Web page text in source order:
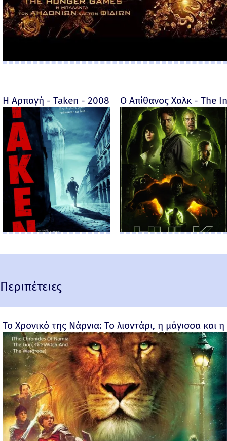
Η Αρπαγή - Taken - 2008 Ο Απίθανος Χαλκ - The
Περιπέτειες
Το Χρονικό της Νάρνια: Το λιοντάρι, η μάγισσα